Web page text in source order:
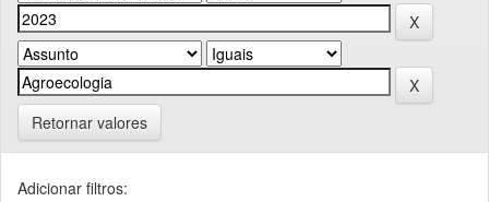
Retornar valores
Adicionar filtros: